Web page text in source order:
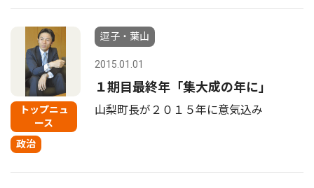
トップニュ
ース
政治
逗子・葉山
2015.01.01
１期目最終年「集大成の年に」
山梨町長が２０１５年に意気込み